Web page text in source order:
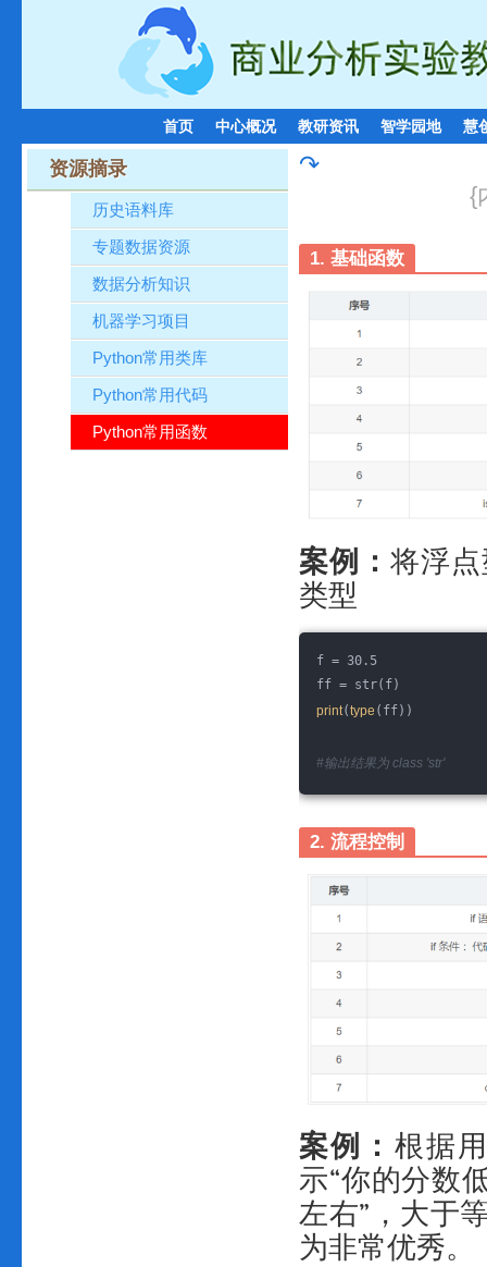
首页 中心概况 教研资讯 智学园地 慧
资源摘录
历史语料库
专题数据资源
数据分析知识
机器学习项目
Python常用类库
Python常用代码
Python常用函数
↷
{
1. 基础函数
案例： 将浮
类型
f = 30.5
ff = str(f)
print(type (ff))
#输出结果为 class 'str'
2. 流程控制
案例： 根据
示“你的分数
左右”，大于
为非常优秀。